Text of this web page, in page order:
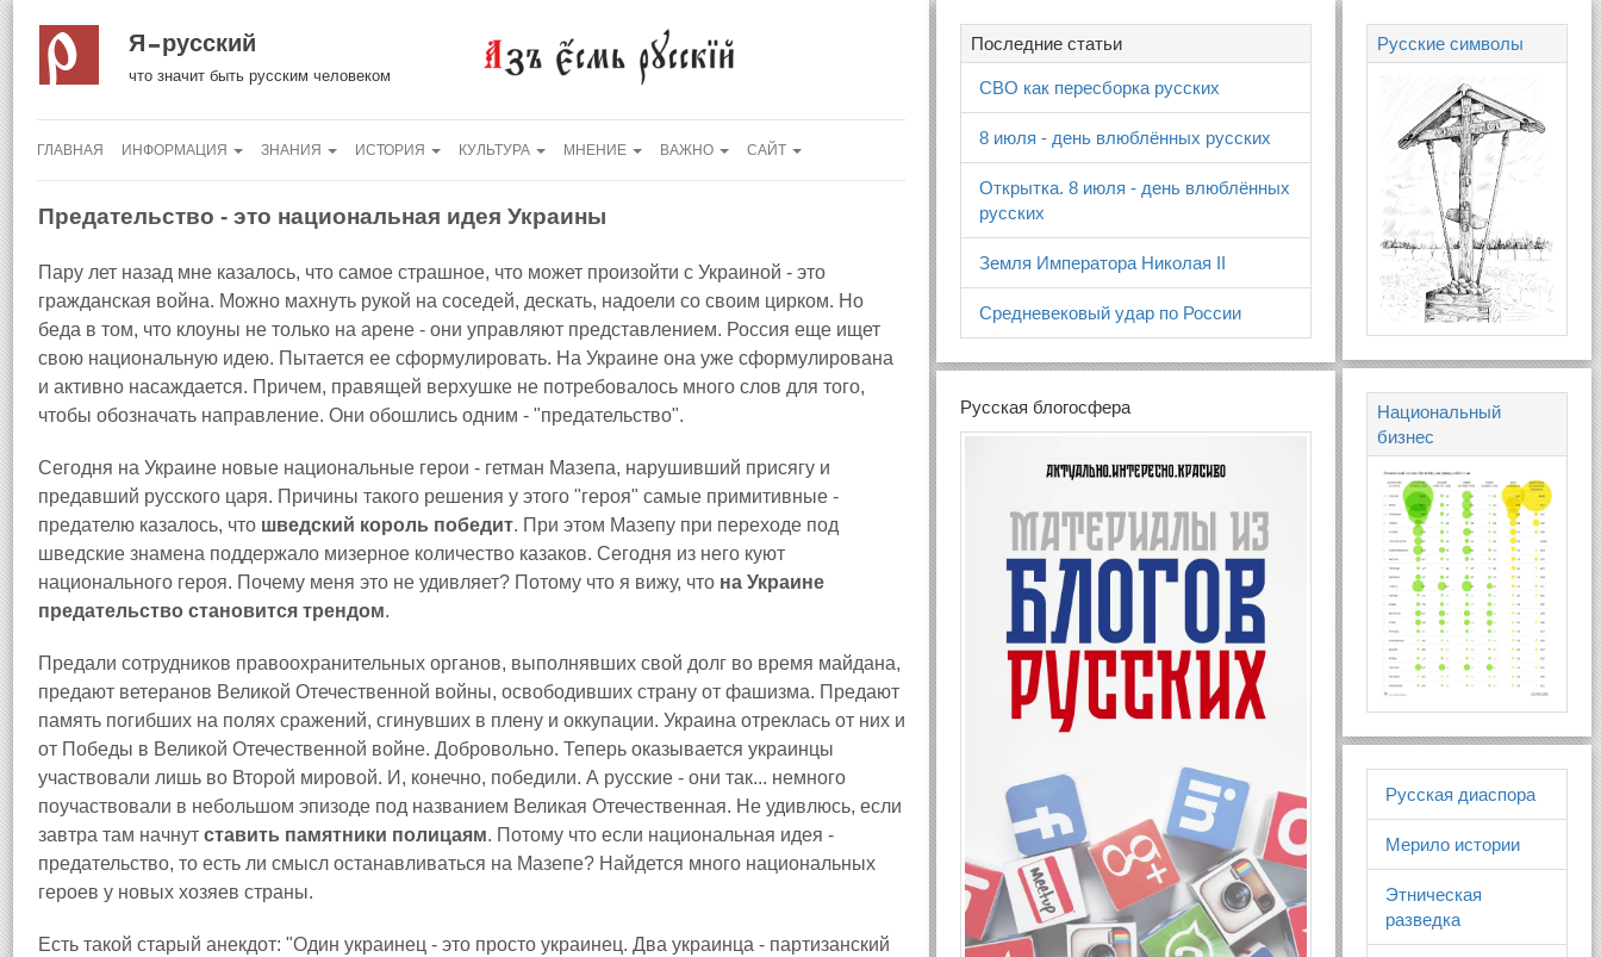
Я русский
что значит быть русским человеком
ГЛАВНАЯ ИНФОРМАЦИЯ ЗНАНИЯ ИСТОРИЯ КУЛЬТУРА МНЕНИЕ ВАЖНО САЙТ
Предательство - это национальная идея Украины
Пару лет назад мне казалось, что самое страшное, что может произойти с Украиной - это
гражданская война. Можно махнуть рукой на соседей, дескать, надоели со своим цирком. Но
беда в том, что клоуны не только на арене - они управляют представлением. Россия еще ищет
свою национальную идею. Пытается ее сформулировать. На Украине она уже сформулирована
и активно насаждается. Причем, правящей верхушке не потребовалось много слов для того,
чтобы обозначать направление. Они обошлись одним - "предательство".
Сегодня на Украине новые национальные герои - гетман Мазепа, нарушивший присягу и
предавший русского царя. Причины такого решения у этого "героя" самые примитивные -
предателю казалось, что шведский король победит. При этом Мазепу при переходе под
шведские знамена поддержало мизерное количество казаков. Сегодня из него куют
национального героя. Почему меня это не удивляет? Потому что я вижу, что на Украине
предательство становится трендом.
Предали сотрудников правоохранительных органов, выполнявших свой долг во время майдана,
предают ветеранов Великой Отечественной войны, освободивших страну от фашизма. Предают
память погибших на полях сражений, сгинувших в плену и оккупации. Украина отреклась от них и
от Победы в Великой Отечественной войне. Добровольно. Теперь оказывается украинцы
участвовали лишь во Второй мировой. И, конечно, победили. А русские - они так... немного
поучаствовали в небольшом эпизоде под названием Великая Отечественная. Не удивлюсь, если
завтра там начнут ставить памятники полицаям. Потому что если национальная идея -
предательство, то есть ли смысл останавливаться на Мазепе? Найдется много национальных
героев у новых хозяев страны.
Есть такой старый анекдот: "Один украинец - это просто украинец. Два украинца - партизанский
Последние статьи
СВО как пересборка русских
8 июля - день влюблённых русских
Открытка. 8 июля - день влюблённых
русских
Земля Императора Николая II
Средневековый удар по России
Русская блогосфера
Русские символы
Национальный
бизнес
Русская диаспора
Мерило истории
Этническая
разведка